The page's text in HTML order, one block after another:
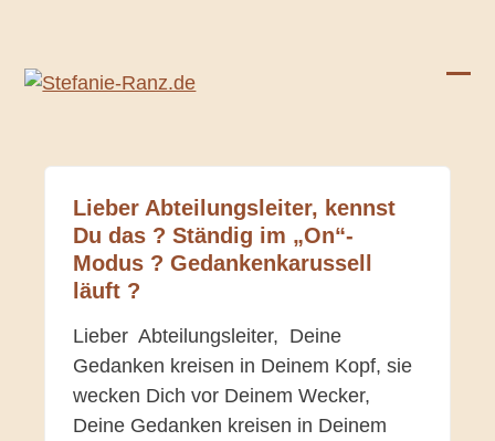
content
Lieber Abteilungsleiter, kennst
Du das ? Ständig im „On“-
Modus ? Gedankenkarussell
läuft ?
Lieber Abteilungsleiter, Deine
Gedanken kreisen in Deinem Kopf, sie
wecken Dich vor Deinem Wecker,
Deine Gedanken kreisen in Deinem